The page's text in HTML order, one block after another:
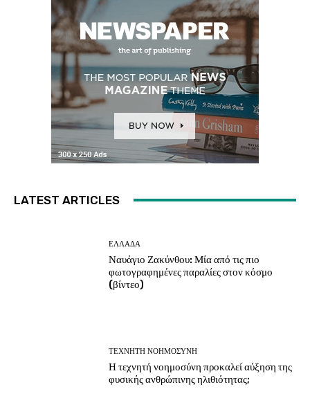
LATEST ARTICLES
ΕΛΛΑΔΑ
Ναυάγιο Ζακύνθου: Μία από τις πιο
φωτογραφημένες παραλίες στον κόσμο
(βίντεο)
ΤΕΧΝΗΤΗ ΝΟΗΜΟΣΥΝΗ
Η τεχνητή νοημοσύνη προκαλεί αύξηση της
φυσικής ανθρώπινης ηλιθιότητας;